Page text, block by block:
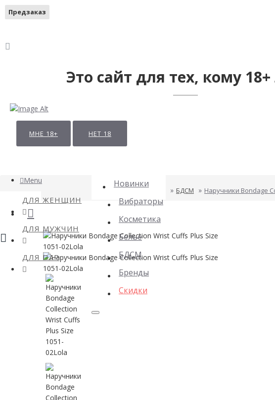
Это сайт для тех, кому 18+
МНЕ 18+ НЕТ 18
Menu
ДЛЯ ЖЕНЩИН
ДЛЯ МУЖЧИН
ДЛЯ ПАР
Новинки
Вибраторы
Косметика
Белье
БДСМ
Бренды
Скидки
БДСМ Наручники Bondage
Предзаказ
Предзаказ